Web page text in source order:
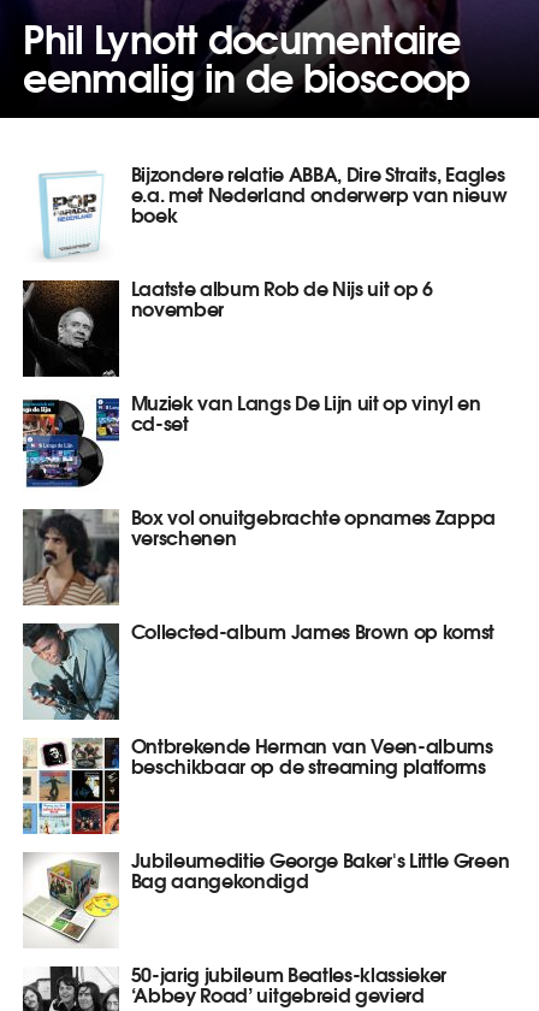
Phil Lynott documentaire
eenmalig in de bioscoop
Bijzondere relatie ABBA, Dire Straits, Eagles
e.a. met Nederland onderwerp van nieuw
boek
Laatste album Rob de Nijs uit op 6
november
Muziek van Langs De Lijn uit op vinyl en
cd-set
Box vol onuitgebrachte opnames Zappa
verschenen
Collected-album James Brown op komst
Ontbrekende Herman van Veen-albums
beschikbaar op de streaming platforms
Jubileumeditie George Baker's Little Green
Bag aangekondigd
50-jarig jubileum Beatles-klassieker
‘Abbey Road’ uitgebreid gevierd